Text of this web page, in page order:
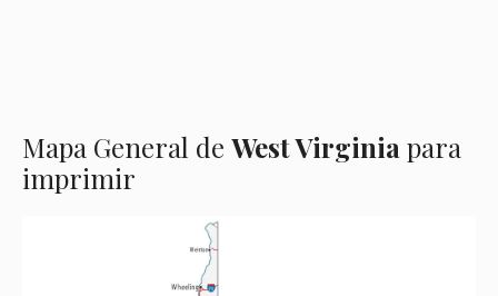
Mapa General de West Virginia para
imprimir